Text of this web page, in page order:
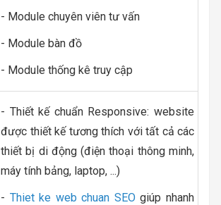
- Module chuyên viên tư vấn
- Module bàn đồ
- Module thống kê truy cập
- Thiết kế chuẩn Responsive: website
được thiết kế tương thích với tất cả các
thiết bị di động (điện thoại thông minh,
máy tính bảng, laptop, ...)
- Thiet ke web chuan SEOgiúp nhanh